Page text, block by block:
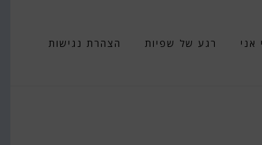
אני רגע של שפיות הצהרת נגישות